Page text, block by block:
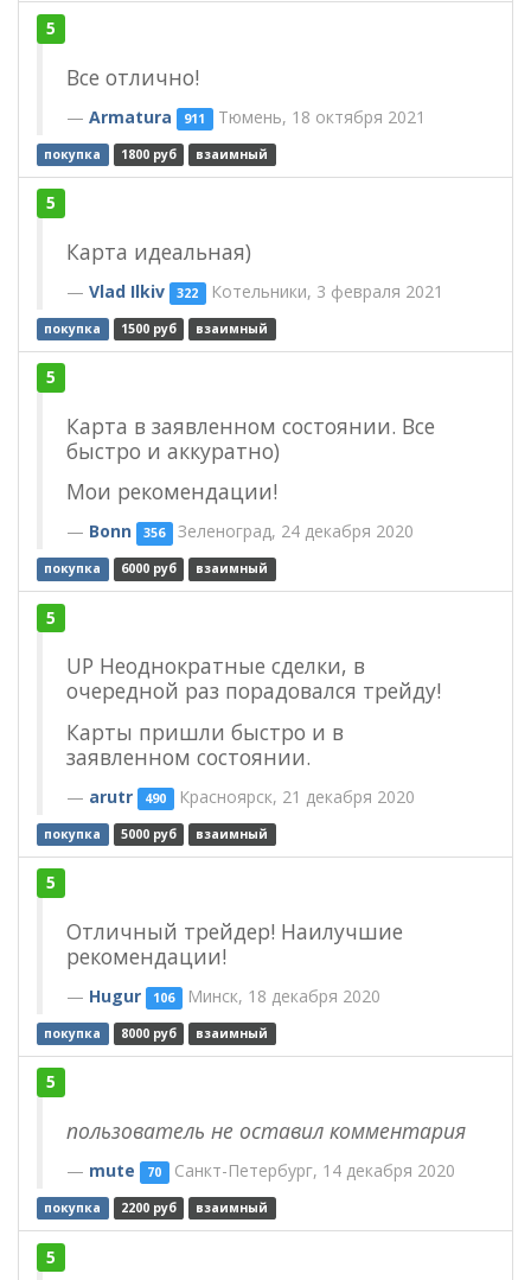
5
Все отлично!
Armatura 911 Тюмень, 18 октября 2021
покупка 1800 руб взаимный
5
Карта идеальная)
Vlad Ilkiv 322 Котельники, 3 февраля 2021
покупка 1500 руб взаимный
5
Карта в заявленном состоянии. Все
быстро и аккуратно)
Мои рекомендации!
Bonn 356 Зеленоград, 24 декабря 2020
покупка 6000 руб взаимный
5
UP Неоднократные сделки, в
очередной раз порадовался трейду!
Карты пришли быстро и в
заявленном состоянии.
arutr 490 Красноярск, 21 декабря 2020
покупка 5000 руб взаимный
5
Отличный трейдер! Наилучшие
рекомендации!
Hugur 106 Минск, 18 декабря 2020
покупка 8000 руб взаимный
5
пользователь не оставил комментария
mute 70 Санкт-Петербург, 14 декабря 2020
покупка 2200 руб взаимный
5